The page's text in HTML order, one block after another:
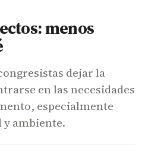
menos
dejar la
en las necesidades
especialmente
y ambiente.